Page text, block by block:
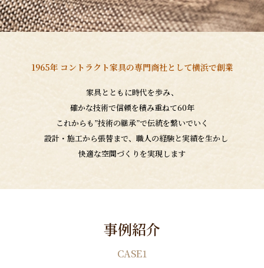
1965年 コントラクト家具の専門商社として横浜で創業
家具とともに時代を歩み、
確かな技術で信頼を積み重ねて60年
これからも”技術の継承”で伝統を繋いでいく
設計・施工から張替まで、職人の経験と実績を生かし
快適な空間づくりを実現します
事例紹介
CASE1